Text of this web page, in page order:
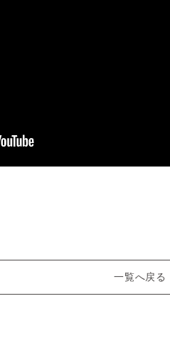
一覧へ戻る